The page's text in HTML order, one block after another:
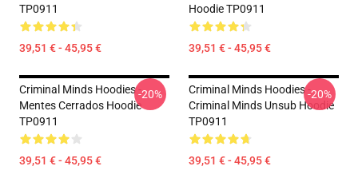
TP0911
39,51 € - 45,95 €
Hoodie TP0911
39,51 € - 45,95 €
Criminal Minds Hoodies -
Mentes Cerrados Hoodie
TP0911
39,51 € - 45,95 €
-20%
Criminal Minds Hoodies -
Criminal Minds Unsub Hoodie
TP0911
39,51 € - 45,95 €
-20%